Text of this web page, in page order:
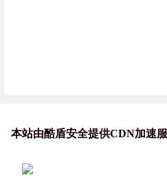
本站由酷盾安全提供CDN加速